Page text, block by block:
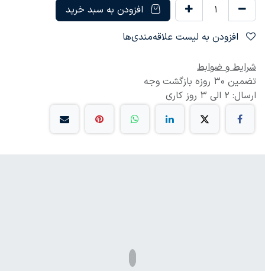
افزودن به سبد خرید
شرایط و ضوابط
تضمین 30 روزه بازگشت وجه
ارسال: 2 الی 3 روز کاری